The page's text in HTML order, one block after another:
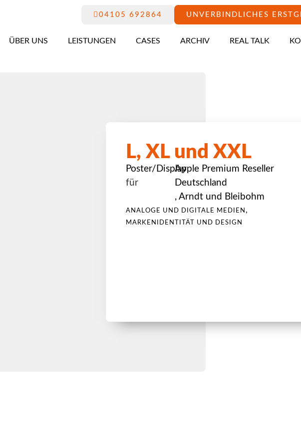
UNVERBINDLICHES
04105 692864
ÜBER UNS LEISTUNGEN CASES ARCHIV REAL TALK
L, XL und XXL
Poster/Display
für
Apple Premium Reseller
Deutschland
, Arndt und Bleibohm
ANALOGE UND DIGITALE MEDIEN ,
MARKENIDENTITÄT UND DESIGN